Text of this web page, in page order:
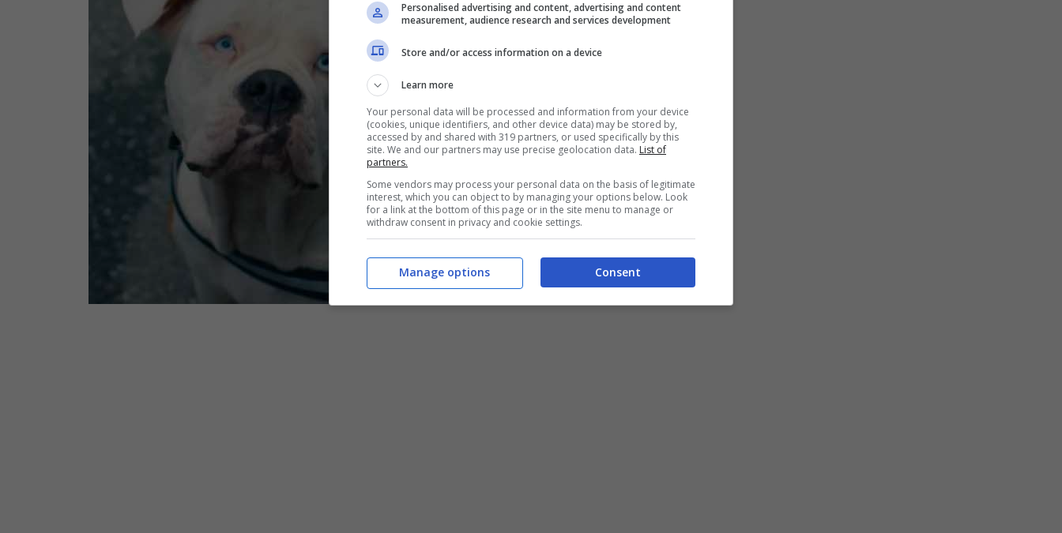
Personalised advertising and content, advertising and content
measurement, audience research and services development
Store and/or access information on a device
Learn more
Your personal data will be processed and information from your device
(cookies, unique identifiers, and other device data) may be stored by,
accessed by and shared with 319 partners, or used specifically by this
site. We and our partners may use precise geolocation data. List of
partners.
Some vendors may process your personal data on the basis of legitimate
interest, which you can object to by managing your options below. Look
for a link at the bottom of this page or in the site menu to manage or
withdraw consent in privacy and cookie settings.
Consent
Manage options